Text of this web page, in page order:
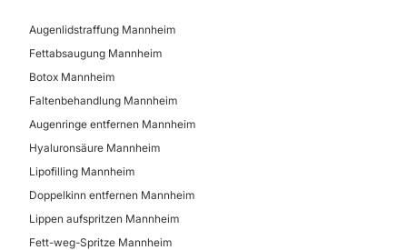
Mesotherapie
Kryolipolyse
Augenlidstraffung Mannheim
Fettabsaugung Mannheim
Botox Mannheim
Faltenbehandlung Mannheim
Augenringe entfernen Mannheim
Hyaluronsäure Mannheim
Lipofilling Mannheim
Doppelkinn entfernen Mannheim
Lippen aufspritzen Mannheim
Fett-weg-Spritze Mannheim